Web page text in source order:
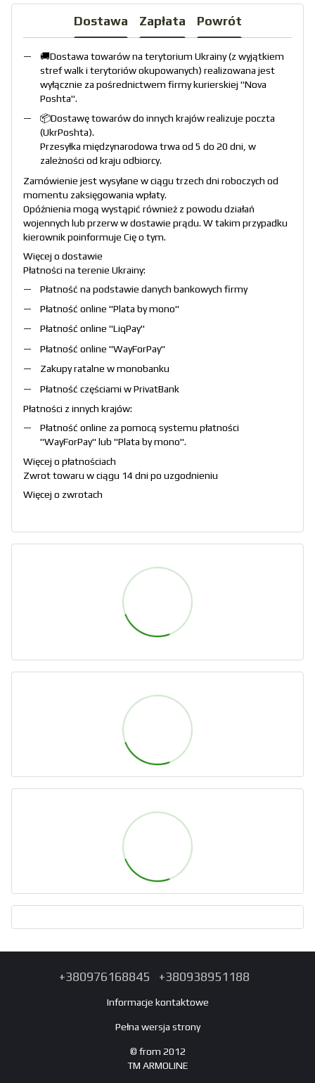
Dostawa Zapłata Powrót
🚚Dostawa towarów na terytorium Ukrainy (z wyjątkiem
stref walk i terytoriów okupowanych) realizowana jest
wyłącznie za pośrednictwem firmy kurierskiej "Nova
Poshta".
📦Dostawę towarów do innych krajów realizuje poczta
(UkrPoshta).
Przesyłka międzynarodowa trwa od 5 do 20 dni, w
zależności od kraju odbiorcy.
Zamówienie jest wysyłane w ciągu trzech dni roboczych od
momentu zaksięgowania wpłaty.
Opóźnienia mogą wystąpić również z powodu działań
wojennych lub przerw w dostawie prądu. W takim przypadku
kierownik poinformuje Cię o tym.
Więcej o dostawie
Płatności na terenie Ukrainy:
Płatność na podstawie danych bankowych firmy
Płatność online "Plata by mono"
Płatność online "LiqPay"
Płatność online "WayForPay"
Zakupy ratalne w monobanku
Płatność częściami w PrivatBank
Płatności z innych krajów:
Płatność online za pomocą systemu płatności
"WayForPay" lub "Plata by mono".
Więcej o płatnościach
Zwrot towaru w ciągu 14 dni po uzgodnieniu
Więcej o zwrotach
+380976168845 +380938951188
Informacje kontaktowe
Pełna wersja strony
© from 2012
TM ARMOLINE